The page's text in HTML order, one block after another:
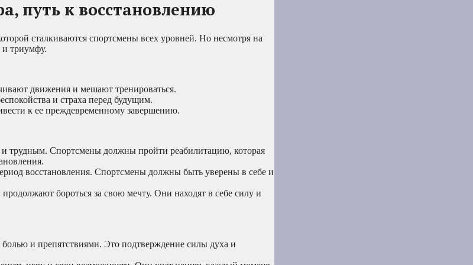
путь к восстановлению
сталкиваются спортсмены всех уровней. Но несмотря на
и триумфу.
движения и мешают тренироваться.
и страха перед будущим.
к ее преждевременному завершению.
трудным. Спортсмены должны пройти реабилитацию, которая
восстановления. Спортсмены должны быть уверены в себе и
бороться за свою мечту. Они находят в себе силу и
и препятствиями. Это подтверждение силы духа и